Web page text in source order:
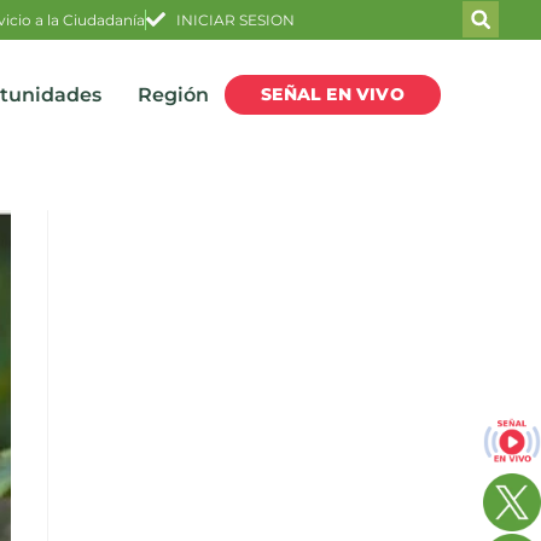
a la Ciudadanía INICIAR SESION
Región SEÑAL EN VIVO